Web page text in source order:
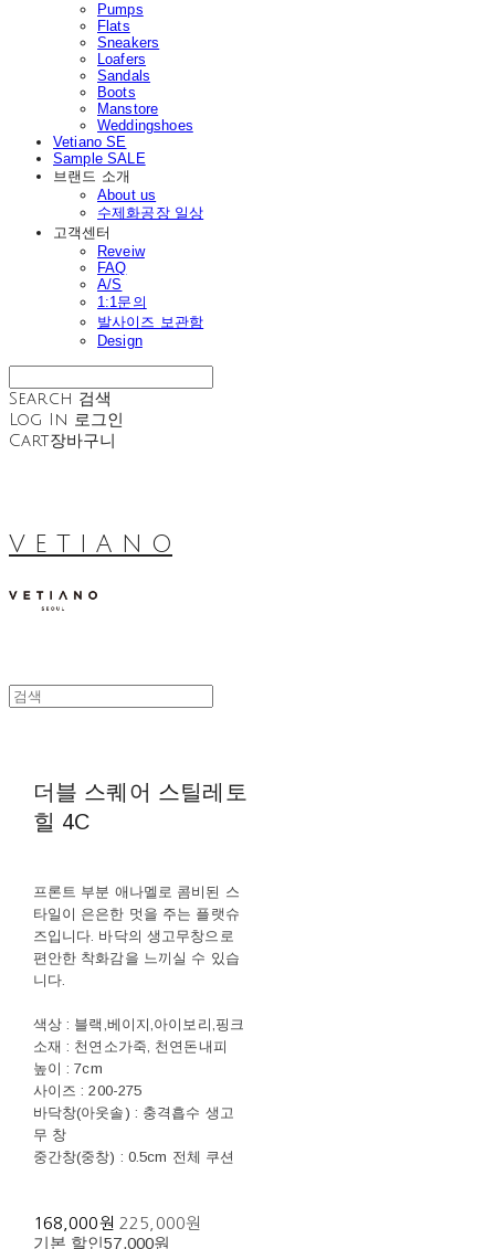
Pumps
Flats
Sneakers
Loafers
Sandals
Boots
Manstore
Weddingshoes
Vetiano SE
Sample SALE
브랜드 소개
About us
수제화공장 일상
고객센터
Reveiw
FAQ
A/S
1:1문의
발사이즈 보관함
Design
Search 검색
Log In 로그인
Cart장바구니
V E T I A N O
더블 스퀘어 스틸레토
힐 4C
프론트 부분 애나멜로 콤비된 스
타일이 은은한 멋을 주는 플랫슈
즈입니다. 바닥의 생고무창으로
편안한 착화감을 느끼실 수 있습
니다.
색상 : 블랙,베이지,아이보리,핑크
소재 : 천연소가죽, 천연돈내피
높이 : 7cm
사이즈 : 200-275
바닥창(아웃솔) : 충격흡수 생고
무 창
중간창(중창) : 0.5cm 전체 쿠션
168,000원 225,000원
기본 할인57,000원